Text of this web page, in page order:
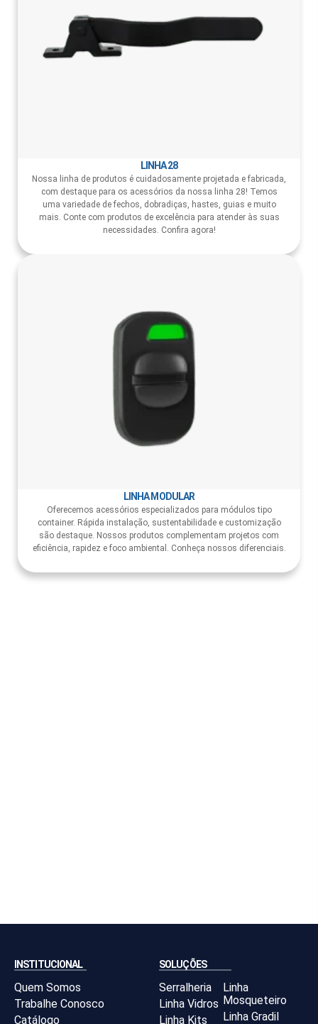
LINHA 28
Nossa linha de produtos é cuidadosamente projetada e fabricada,
com destaque para os acessórios da nossa linha 28! Temos
uma variedade de fechos, dobradiças, hastes, guias e muito
mais. Conte com produtos de excelência para atender às suas
necessidades. Confira agora!
LINHA MODULAR
Oferecemos acessórios especializados para módulos tipo
container. Rápida instalação, sustentabilidade e customização
são destaque. Nossos produtos complementam projetos com
eficiência, rapidez e foco ambiental. Conheça nossos diferenciais.
INSTITUCIONAL
Quem Somos
Trabalhe Conosco
Catálogo
SOLUÇÕES
Serralheria
Linha Vidros
Linha Kits
Linha
Mosqueteiro
Linha Gradil